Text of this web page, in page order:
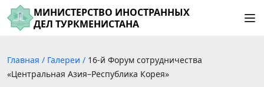
МИНИСТЕРСТВО ИНОСТРАННЫХ
ДЕЛ ТУРКМЕНИСТАНА
Главная / Галереи / 16-й Форум сотрудничества
«Центральная Азия–Республика Корея»